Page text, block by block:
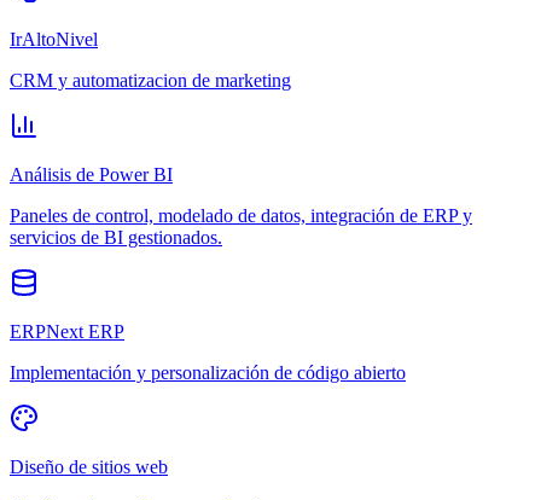
IrAltoNivel
CRM y automatizacion de marketing
Análisis de Power BI
Paneles de control, modelado de datos, integración de ERP y
servicios de BI gestionados.
ERPNext ERP
Implementación y personalización de código abierto
Diseño de sitios web